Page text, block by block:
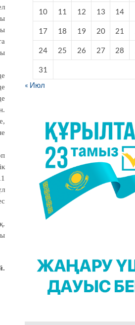
10 11 12 13 14
17 18 19 20 21
24 25 26 27 28
31
« Июл